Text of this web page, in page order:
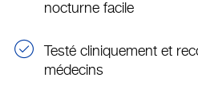
nocturne facile
Testé cliniquement et
médecins